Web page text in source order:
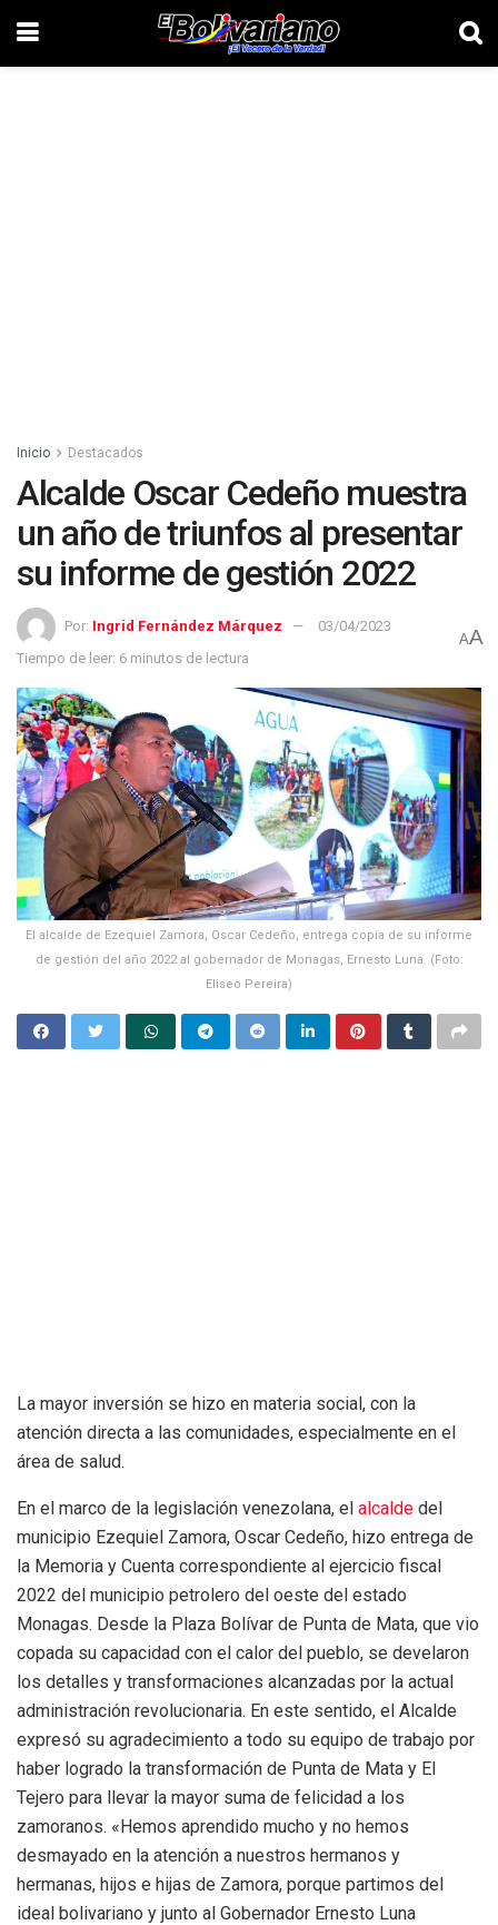
Inicio Destacados
Alcalde Oscar Cedeño muestra
un año de triunfos al presentar
su informe de gestión 2022
Por: Ingrid Fernández Márquez
03/04/2023
Tiempo de leer: 6 minutos de lectura
AA
El alcalde de Ezequiel Zamora, Oscar Cedeño, entrega copia de su informe
de gestión del año 2022 al gobernador de Monagas, Ernesto Luna. (Foto:
Eliseo Pereira)
La mayor inversión se hizo en materia social, con la
atención directa a las comunidades, especialmente en el
área de salud.
En el marco de la legislación venezolana, el alcalde del
municipio Ezequiel Zamora, Oscar Cedeño, hizo entrega de
la Memoria y Cuenta correspondiente al ejercicio fiscal
2022 del municipio petrolero del oeste del estado
Monagas. Desde la Plaza Bolívar de Punta de Mata, que vio
copada su capacidad con el calor del pueblo, se develaron
los detalles y transformaciones alcanzadas por la actual
administración revolucionaria. En este sentido, el Alcalde
expresó su agradecimiento a todo su equipo de trabajo por
haber logrado la transformación de Punta de Mata y El
Tejero para llevar la mayor suma de felicidad a los
zamoranos. «Hemos aprendido mucho y no hemos
desmayado en la atención a nuestros hermanos y
hermanas, hijos e hijas de Zamora, porque partimos del
ideal bolivariano y junto al Gobernador Ernesto Luna